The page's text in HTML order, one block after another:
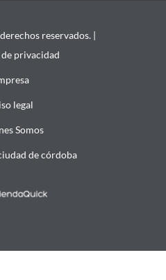
reservados. |
privacidad
legal
Somos
de córdoba